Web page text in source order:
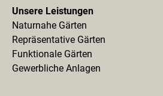
Unsere Leistungen
Naturnahe Gärten
Repräsentative Gärten
Funktionale Gärten
Gewerbliche Anlagen